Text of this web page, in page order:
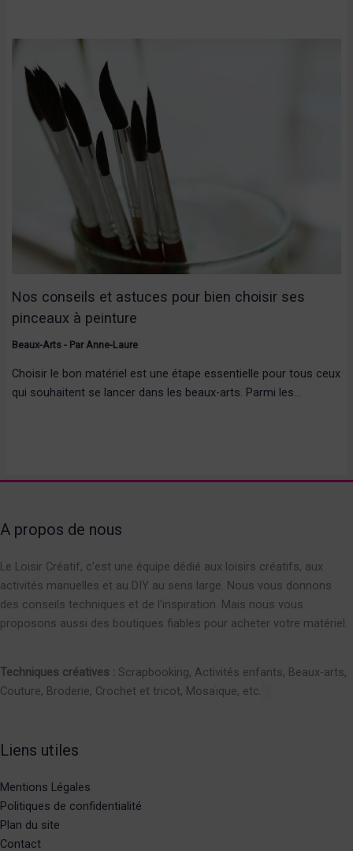
Nos conseils et astuces pour bien choisir ses
pinceaux à peinture
Beaux-Arts- Par Anne-Laure
Choisir le bon matériel est une étape essentielle pour tous ceux
qui souhaitent se lancer dans les beaux-arts. Parmi les…
A propos de nous
Le Loisir Créatif, c’est une équipe dédié aux loisirs créatifs, aux
activités manuelles et au DIY au sens large. Nous vous donnons
des conseils techniques et de l’inspiration. Mais nous vous
proposons aussi des boutiques fiables pour acheter votre matériel.
Techniques créatives : Scrapbooking, Activités enfants, Beaux-arts,
Couture, Broderie, Crochet et tricot, Mosaïque, etc.
Liens utiles
Mentions Légales
Politiques de confidentialité
Plan du site
Contact